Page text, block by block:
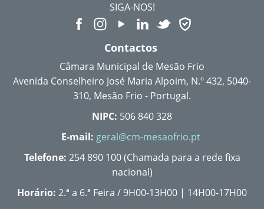
SIGA-NOS!
Contactos
Câmara Municipal de Mesão Frio
Avenida Conselheiro José Maria Alpoim, N.º 432, 5040-
310, Mesão Frio - Portugal.
NIPC: 506 840 328
E-mail: geral@cm-mesaofrio.pt
Telefone: 254 890 100 (Chamada para a rede fixa
nacional)
Horário: 2.ª a 6.ª Feira / 9H00-13H00 | 14H00-17H00